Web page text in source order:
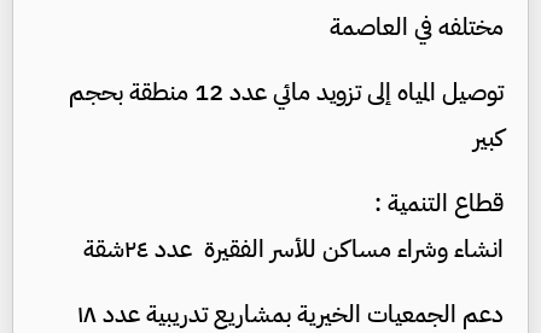
مختلفه في العاصمة
توصيل المياه إلى تزويد مائي عدد 12 منطقة بحجم
كبير
قطاع التنمية :
انشاء وشراء مساكن للأسر الفقيرة عدد ٢٤شقة
دعم الجمعيات الخيرية بمشاريع تدريبية عدد ١٨